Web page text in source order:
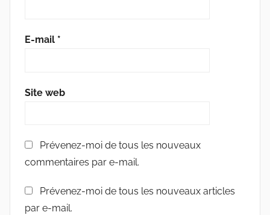
E-mail *
Site web
Prévenez-moi de tous les nouveaux
commentaires par e-mail.
Prévenez-moi de tous les nouveaux articles
par e-mail.